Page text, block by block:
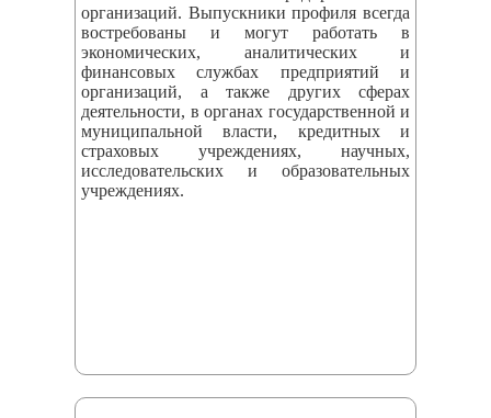
организаций. Выпускники профиля всегда
востребованы и могут работать в
экономических, аналитических и
финансовых службах предприятий и
организаций, а также других сферах
деятельности, в органах государственной и
муниципальной власти, кредитных и
страховых учреждениях, научных,
исследовательских и образовательных
учреждениях.